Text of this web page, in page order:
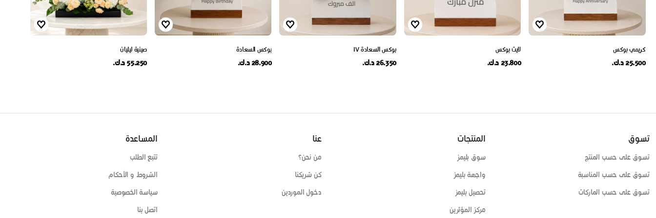
كريمي بوكس
25.500 د.ك.
لايت بوكس
23.800 د.ك.
بوكس السعادة IV
26.350 د.ك.
بوكس السعادة
28.900 د.ك.
صينية ليليان
55.250 د.ك.
تسوق
تسوق على حسب المنتج
تسوق على حسب المناسبة
تسوق على حسب الماركات
المنتجات
سوق بليمز
واجهة بليمز
تحصيل بليمز
مركز المؤثرين
عنا
من نحن؟
كن شريكنا
دخول الموردين
المساعدة
تتبع الطلب
الشروط و الأحكام
سياسة الخصوصية
اتصل بنا